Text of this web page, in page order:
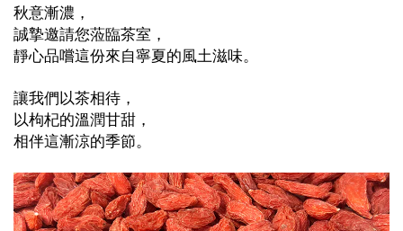
秋意漸濃，
誠摯邀請您蒞臨茶室，
靜心品嚐這份來自寧夏的風土滋味。
讓我們以茶相待，
以枸杞的溫潤甘甜，
相伴這漸涼的季節。